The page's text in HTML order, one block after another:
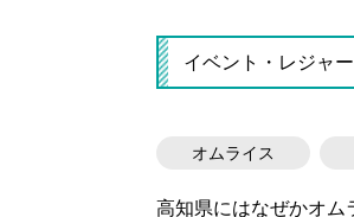
イベント・レジャー
オムライス
高知県にはなぜかオム